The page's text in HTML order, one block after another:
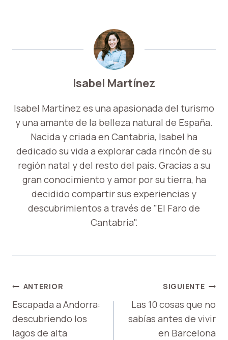
Isabel Martínez
Isabel Martínez es una apasionada del turismo
y una amante de la belleza natural de España.
Nacida y criada en Cantabria, Isabel ha
dedicado su vida a explorar cada rincón de su
región natal y del resto del país. Gracias a su
gran conocimiento y amor por su tierra, ha
decidido compartir sus experiencias y
descubrimientos a través de "El Faro de
Cantabria".
NAVEGACIÓN
DE
ENTRADAS
ANTERIOR
Escapada a Andorra:
descubriendo los
lagos de alta
SIGUIENTE
Las 10 cosas que no
sabías antes de vivir
en Barcelona